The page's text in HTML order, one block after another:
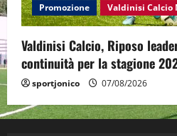
Promozione Valdinisi Calcio
Valdinisi Calcio, Riposo
continuità per la stagione
sportjonico 07/08/2026